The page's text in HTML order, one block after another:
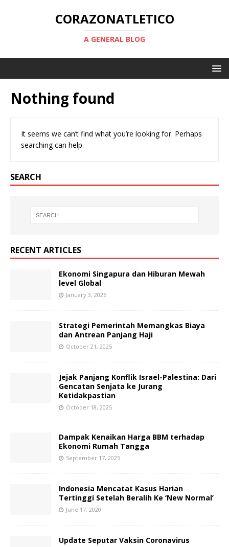
CORAZONATLETICO
A GENERAL BLOG
Nothing found
It seems we can’t find what you’re looking for. Perhaps
searching can help.
SEARCH
RECENT ARTICLES
Ekonomi Singapura dan Hiburan Mewah
level Global
January 3, 2026
Strategi Pemerintah Memangkas Biaya
dan Antrean Panjang Haji
October 21, 2025
Jejak Panjang Konflik Israel-Palestina: Dari
Gencatan Senjata ke Jurang
Ketidakpastian
October 18, 2025
Dampak Kenaikan Harga BBM terhadap
Ekonomi Rumah Tangga
September 17, 2025
Indonesia Mencatat Kasus Harian
Tertinggi Setelah Beralih Ke ‘New Normal’
June 17, 2020
Update Seputar Vaksin Coronavirus